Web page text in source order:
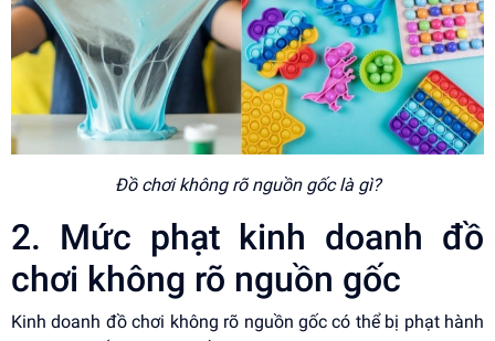
Đồ chơi không rõ nguồn gốc là gì?
2. Mức phạt kinh doanh đồ
chơi không rõ nguồn gốc
Kinh doanh đồ chơi không rõ nguồn gốc có thể bị phạt hành